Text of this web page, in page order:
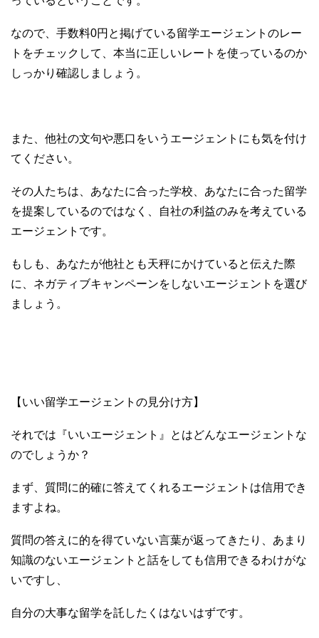
なので、手数料0円と掲げている留学エージェントのレー
トをチェックして、本当に正しいレートを使っているのか
しっかり確認しましょう。
また、他社の文句や悪口をいうエージェントにも気を付け
てください。
その人たちは、あなたに合った学校、あなたに合った留学
を提案しているのではなく、自社の利益のみを考えている
エージェントです。
もしも、あなたが他社とも天秤にかけていると伝えた際
に、ネガティブキャンペーンをしないエージェントを選び
ましょう。
【いい留学エージェントの見分け方】
それでは『いいエージェント』とはどんなエージェントな
のでしょうか？
まず、質問に的確に答えてくれるエージェントは信用でき
ますよね。
質問の答えに的を得ていない言葉が返ってきたり、あまり
知識のないエージェントと話をしても信用できるわけがな
いですし、
自分の大事な留学を託したくはないはずです。